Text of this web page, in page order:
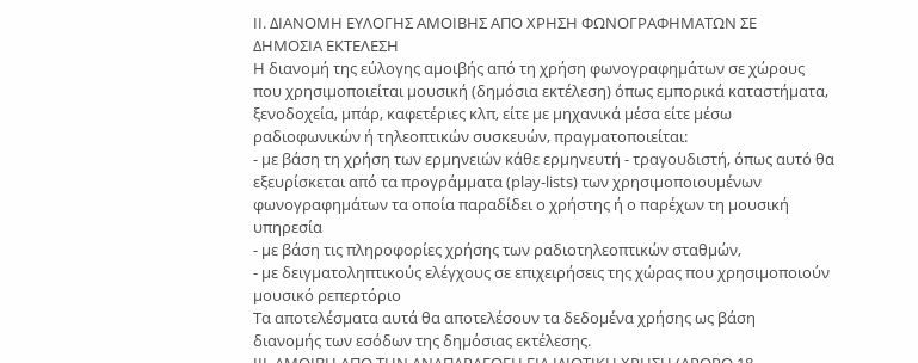
ΙΙ. ΔΙΑΝΟΜΗ ΕΥΛΟΓΗΣ ΑΜΟΙΒΗΣ ΑΠΟ ΧΡΗΣΗ ΦΩΝΟΓΡΑΦΗΜΑΤΩΝ ΣΕ
ΔΗΜΟΣΙΑ ΕΚΤΕΛΕΣΗ
Η διανομή της εύλογης αμοιβής από τη χρήση φωνογραφημάτων σε χώρους
που χρησιμοποιείται μουσική (δημόσια εκτέλεση) όπως εμπορικά καταστήματα,
ξενοδοχεία, μπάρ, καφετέριες κλπ, είτε με μηχανικά μέσα είτε μέσω
ραδιοφωνικών ή τηλεοπτικών συσκευών, πραγματοποιείται:
- με βάση τη χρήση των ερμηνειών κάθε ερμηνευτή - τραγουδιστή, όπως αυτό θα
εξευρίσκεται από τα προγράμματα (play-lists) των χρησιμοποιουμένων
φωνογραφημάτων τα οποία παραδίδει ο χρήστης ή ο παρέχων τη μουσική
υπηρεσία
- με βάση τις πληροφορίες χρήσης των ραδιοτηλεοπτικών σταθμών,
- με δειγματοληπτικούς ελέγχους σε επιχειρήσεις της χώρας που χρησιμοποιούν
μουσικό ρεπερτόριο
Τα αποτελέσματα αυτά θα αποτελέσουν τα δεδομένα χρήσης ως βάση
διανομής των εσόδων της δημόσιας εκτέλεσης.